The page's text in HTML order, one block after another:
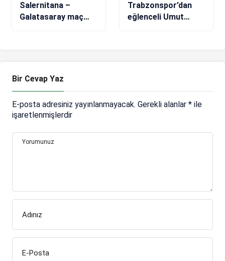
Salernitana –
Galatasaray maç
Trabzonspor’dan
eğlenceli Umut
Bir Cevap Yaz
E-posta adresiniz yayınlanmayacak. Gerekli alanlar * ile
işaretlenmişlerdir
Yorumunuz
Adınız
E-Posta